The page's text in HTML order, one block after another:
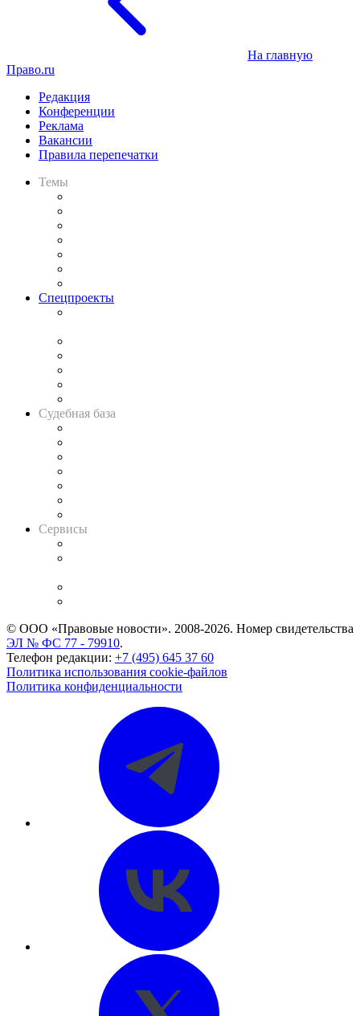
На главную
Право.ru
Редакция
Конференции
Реклама
Вакансии
Правила перепечатки
Темы
Спецпроекты
Судебная база
Сервисы
© ООО «Правовые новости». 2008-2026. Номер свидетельства
ЭЛ № ФС 77 - 79910.
Телефон редакции: +7 (495) 645 37 60
Политика использования cookie-файлов
Политика конфиденциальности